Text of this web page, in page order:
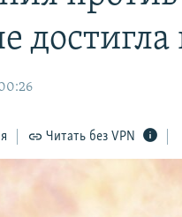
достигла
Читать без VPN